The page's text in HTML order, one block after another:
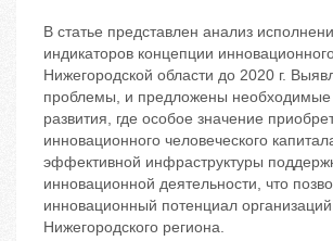
В статье представлен анализ
индикаторов концепции
Нижегородской области до 2020 г.
проблемы, и предложены необходимые
развития, где особое значение
инновационного человеческого
эффективной инфраструктуры
инновационной деятельности, что
инновационный потенциал организаций
Нижегородского региона.